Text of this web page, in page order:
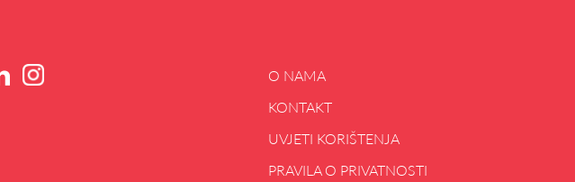
O NAMA
KONTAKT
UVJETI KORIŠTENJA
PRAVILA O PRIVATNOSTI